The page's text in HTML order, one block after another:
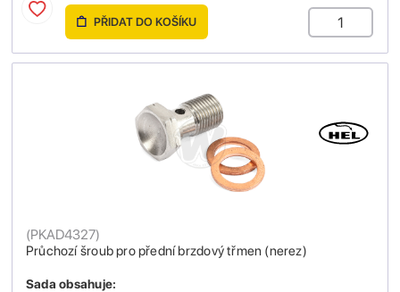
PŘIDAT DO KOŠÍKU
Průchozí šroub pro přední brzdový třmen (nerez)
(PKAD4327)
Sada obsahuje: